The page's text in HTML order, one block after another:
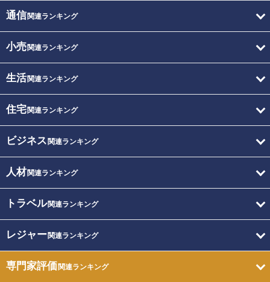
通信関連ランキング
小売関連ランキング
生活関連ランキング
住宅関連ランキング
ビジネス 関連ランキング
人材関連ランキング
トラベル関連ランキング
レジャー関連ランキング
専門家評価関連ランキング